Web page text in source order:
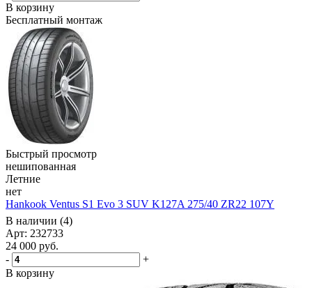
В корзину
Бесплатный монтаж
Быстрый просмотр
нешипованная
Летние
нет
Hankook Ventus S1 Evo 3 SUV K127A 275/40 ZR22 107Y
В наличии (4)
Арт: 232733
24 000 руб.
-
+
В корзину